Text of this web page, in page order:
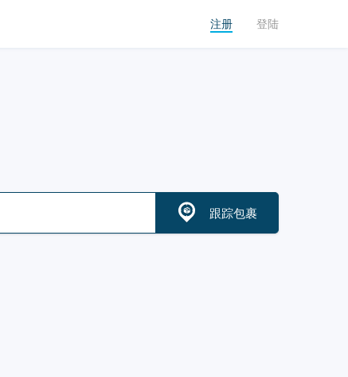
注册 登陆
跟踪包裹